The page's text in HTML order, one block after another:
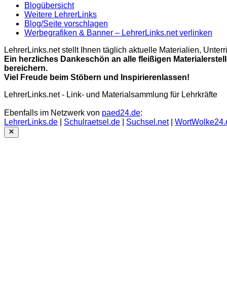
Blogübersicht
Weitere LehrerLinks
Blog/Seite vorschlagen
Werbegrafiken & Banner – LehrerLinks.net verlinken
LehrerLinks.net stellt Ihnen täglich aktuelle Materialien,
Ein herzliches Dankeschön an alle fleißigen
bereichern.
Viel Freude beim Stöbern und Inspirierenlassen!
LehrerLinks.net - Link- und Materialsammlung für Lehrkräfte
Ebenfalls im Netzwerk von paed24.de:
LehrerLinks.de
Schulraetsel.de Suchsel.net|
Close